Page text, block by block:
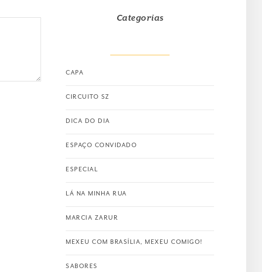
Categorias
CAPA
CIRCUITO SZ
DICA DO DIA
ESPAÇO CONVIDADO
ESPECIAL
LÁ NA MINHA RUA
MARCIA ZARUR
MEXEU COM BRASÍLIA, MEXEU COMIGO!
SABORES